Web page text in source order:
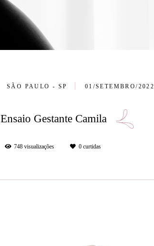
SÃO PAULO - SP 01/SETEMBRO/2022
Ensaio Gestante Camila
748visualizações 0curtidas